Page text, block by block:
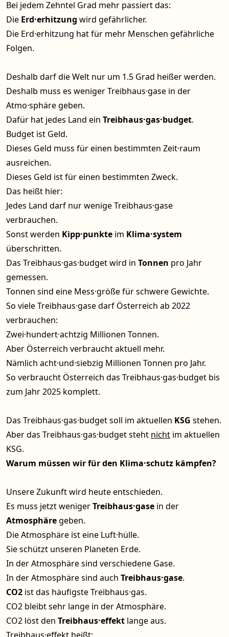
Bei jedem Zehntel Grad mehr passiert das:
Die Erd·erhitzung wird gefährlicher.
Die Erd·erhitzung hat für mehr Menschen gefährliche
Folgen.
Deshalb darf die Welt nur um 1.5 Grad heißer werden.
Deshalb muss es weniger Treibhaus·gase in der
Atmo·sphäre geben.
Dafür hat jedes Land ein Treibhaus·gas·budget.
Budget ist Geld.
Dieses Geld muss für einen bestimmten Zeit·raum
ausreichen.
Dieses Geld ist für einen bestimmten Zweck.
Das heißt hier:
Jedes Land darf nur wenige Treibhaus·gase
verbrauchen.
Sonst werden Kipp·punkteim Klima·system
überschritten.
Das Treibhaus·gas·budget wird in Tonnen pro Jahr
gemessen.
Tonnen sind eine Mess·größe für schwere Gewichte.
So viele Treibhaus·gase darf Österreich ab 2022
verbrauchen:
Zwei·hundert·achtzig Millionen Tonnen.
Aber Österreich verbraucht aktuell mehr.
Nämlich acht·und·siebzig Millionen Tonnen pro Jahr.
So verbraucht Österreich das Treibhaus·gas·budget bis
zum Jahr 2025 komplett.
Das Treibhaus·gas·budget soll im aktuellen KSG stehen.
Aber das Treibhaus·gas·budget steht nichtim aktuellen
KSG.
Warum müssen wir für den Klima·schutz kämpfen?
Unsere Zukunft wird heute entschieden.
Es muss jetzt wenigerTreibhaus·gasein der
Atmosphäregeben.
Die Atmosphäre ist eine Luft·hülle.
Sie schützt unseren Planeten Erde.
In der Atmosphäre sind verschiedene Gase.
In der Atmosphäre sind auch Treibhaus·gase.
CO2ist das häufigste Treibhaus·gas.
CO2 bleibt sehr lange in der Atmosphäre.
CO2 löst den Treibhaus·effektlange aus.
Treibhaus·effekt heißt: